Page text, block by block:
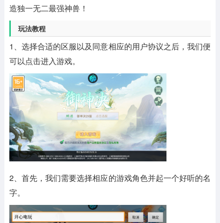
造独一无二最强神兽！
玩法教程
1、选择合适的区服以及同意相应的用户协议之后，我们便
可以点击进入游戏。
2、首先，我们需要选择相应的游戏角色并起一个好听的名
字。